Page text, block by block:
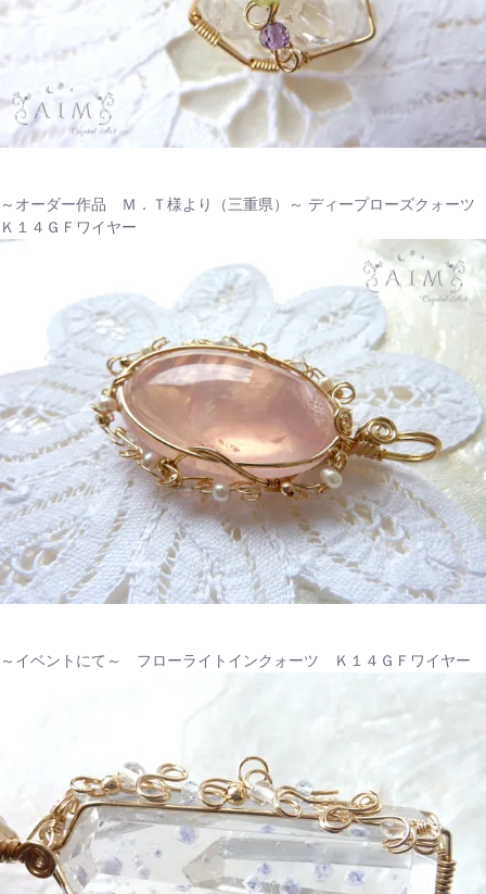
～オーダー作品 Ｍ．Ｔ様より（三重県）～ ディープローズクォーツ
Ｋ１４ＧＦワイヤー
～イベントにて～ フローライトインクォーツ Ｋ１４ＧＦワイヤー